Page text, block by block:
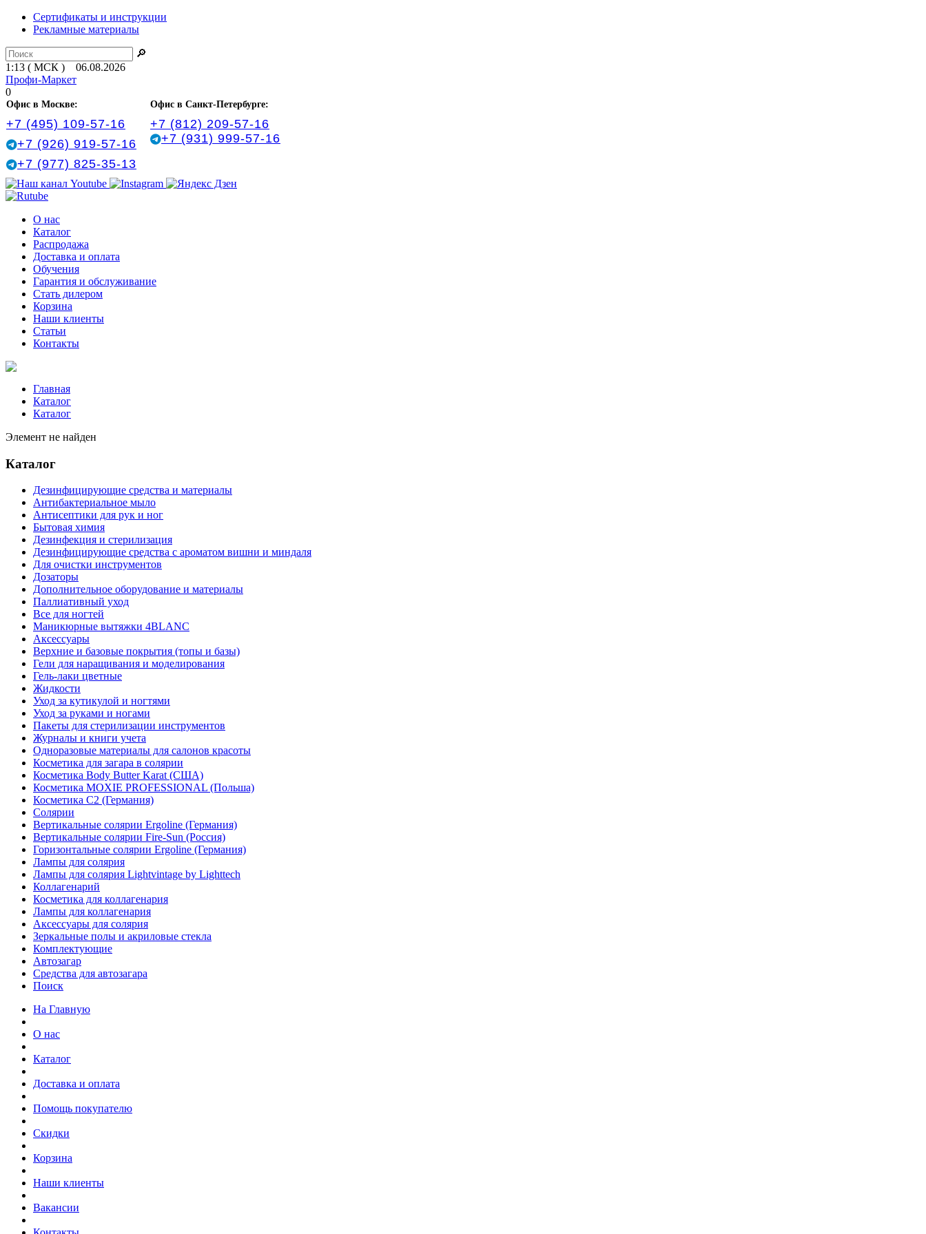
Сертификаты и инструкции
Рекламные материалы
🔎
1:13 ( МСК ) 06.08.2026
Профи-Маркет
0
Офис в Москве:
+7 (495) 109-57-16
+7 (926) 919-57-16
+7 (977) 825-35-13
Офис в Санкт‑Петербурге:
+7 (812) 209-57-16
+7 (931) 999-57-16
О нас
Каталог
Распродажа
Доставка и оплата
Обучения
Гарантия и обслуживание
Стать дилером
Корзина
Наши клиенты
Статьи
Контакты
Главная
Каталог
Каталог
Элемент не найден
Каталог
Дезинфицирующие средства и материалы
Антибактериальное мыло
Антисептики для рук и ног
Бытовая химия
Дезинфекция и стерилизация
Дезинфицирующие средства с ароматом вишни и миндаля
Для очистки инструментов
Дозаторы
Дополнительное оборудование и материалы
Паллиативный уход
Все для ногтей
Маникюрные вытяжки 4BLANC
Аксессуары
Верхние и базовые покрытия (топы и базы)
Гели для наращивания и моделирования
Гель-лаки цветные
Жидкости
Уход за кутикулой и ногтями
Уход за руками и ногами
Пакеты для стерилизации инструментов
Журналы и книги учета
Одноразовые материалы для салонов красоты
Косметика для загара в солярии
Косметика Body Butter Karat (США)
Косметика MOXIE PROFESSIONAL (Польша)
Косметика С2 (Германия)
Солярии
Вертикальные солярии Ergoline (Германия)
Вертикальные солярии Fire-Sun (Россия)
Горизонтальные солярии Ergoline (Германия)
Лампы для солярия
Лампы для солярия Lightvintage by Lighttech
Коллагенарий
Косметика для коллагенария
Лампы для коллагенария
Аксессуары для солярия
Зеркальные полы и акриловые стекла
Комплектующие
Автозагар
Средства для автозагара
Поиск
На Главную
О нас
Каталог
Доставка и оплата
Помощь покупателю
Скидки
Корзина
Наши клиенты
Вакансии